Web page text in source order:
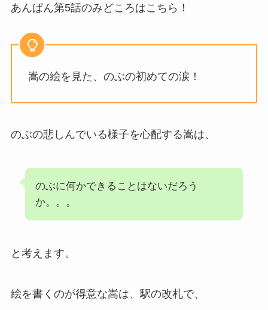
あんぱん第5話のみどころはこちら！
嵩の絵を見た、のぶの初めての涙！
のぶの悲しんでいる様子を心配する嵩は、
のぶに何かできることはないだろう
か。。。
と考えます。
絵を書くのが得意な嵩は、駅の改札で、